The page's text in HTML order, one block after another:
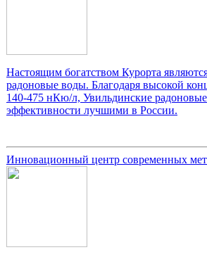
Настоящим богатством Курорта
радоновые воды. Благодаря высокой
140-475 нКю/л, Увильдинские
эффективности лучшими в России.
Инновационный центр современных